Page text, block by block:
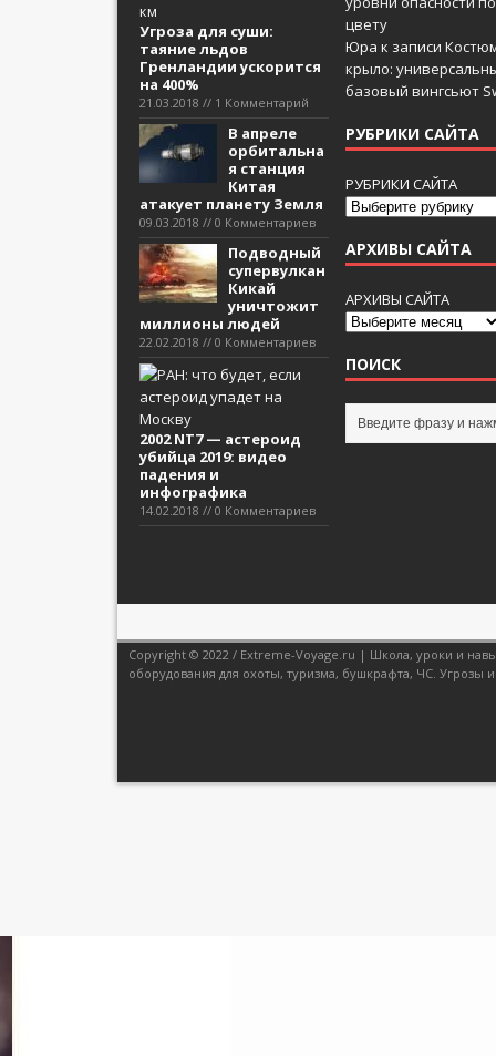
Угроза для суши:
таяние льдов
Гренландии ускорится
на 400%
21.03.2018 // 1 Комментарий
В апреле
орбитальна
я станция
Китая
атакует планету Земля
09.03.2018 // 0 Комментариев
Подводный
супервулкан
Кикай
уничтожит
миллионы людей
22.02.2018 // 0 Комментариев
2002 NT7 — астероид
убийца 2019: видео
падения и
инфографика
14.02.2018 // 0 Комментариев
цвету
Юра к записи
крыло:
базовый вингсьют
РУБРИКИ САЙТА
РУБРИКИ САЙТА
АРХИВЫ САЙТА
АРХИВЫ САЙТА
ПОИСК
Copyright © 2022 / Extreme-Voyage.ru | Школа, уроки и
оборудования для охоты, туризма, бушкрафта, ЧС. Угрозы